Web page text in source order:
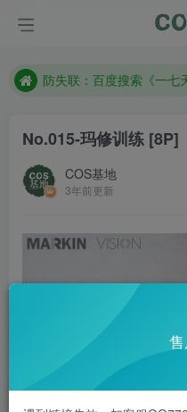
客服售后QQ：772334847
防失联：百度搜索《一七
No.015-玛修训练 [8P]
COS基地
3年前更新